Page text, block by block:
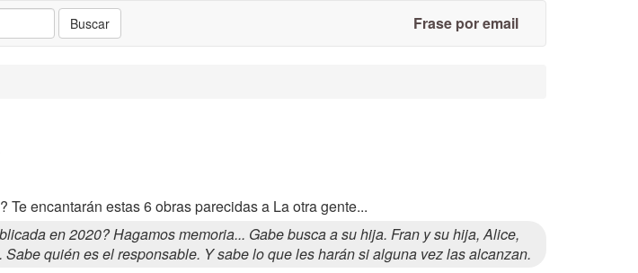
Buscar Frase por email
Te encantarán estas 6 obras parecidas a La otra gente...
en 2020? Hagamos memoria... Gabe busca a su hija. Fran y su hija, Alice,
quién es el responsable. Y sabe lo que les harán si alguna vez las alcanzan.